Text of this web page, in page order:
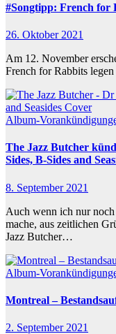
#Songtipp: French for
26. Oktober 2021
Am 12. November
French for Rabbits
Album-
The Jazz Butcher
Sides, B-Sides and
8. September 2021
Auch wenn ich nur
mache, aus zeitlichen
Jazz Butcher…
Album-
Montreal –
2. September 2021